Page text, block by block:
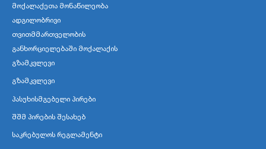
მოქალაქეთა მონაწილეობა
ადგილობრივი
თვითმმართველობის
განხორციელებაში მოქალაქის
გზამკვლევი
გზამკვლევი
პასუხისმგებელი პირები
შშმ პირების შესახებ
საკრებულოს რეგლამენტი